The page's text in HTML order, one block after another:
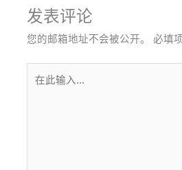
发表评论
您的邮箱地址不会被公开。 必填